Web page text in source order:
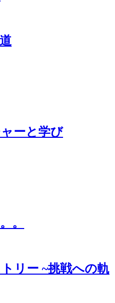
ーと学び
。
リー ~挑戦への軌